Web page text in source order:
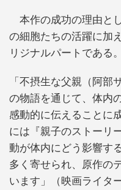
本作の成功の理由と
の細胞たちの活躍に加
リジナルパートである。
「不摂生な父親（阿部
の物語を通じて、体内
感動的に伝えることに
には『親子のストーリ
動が体内にどう影響す
多く寄せられ、原作の
います」（映画ライター